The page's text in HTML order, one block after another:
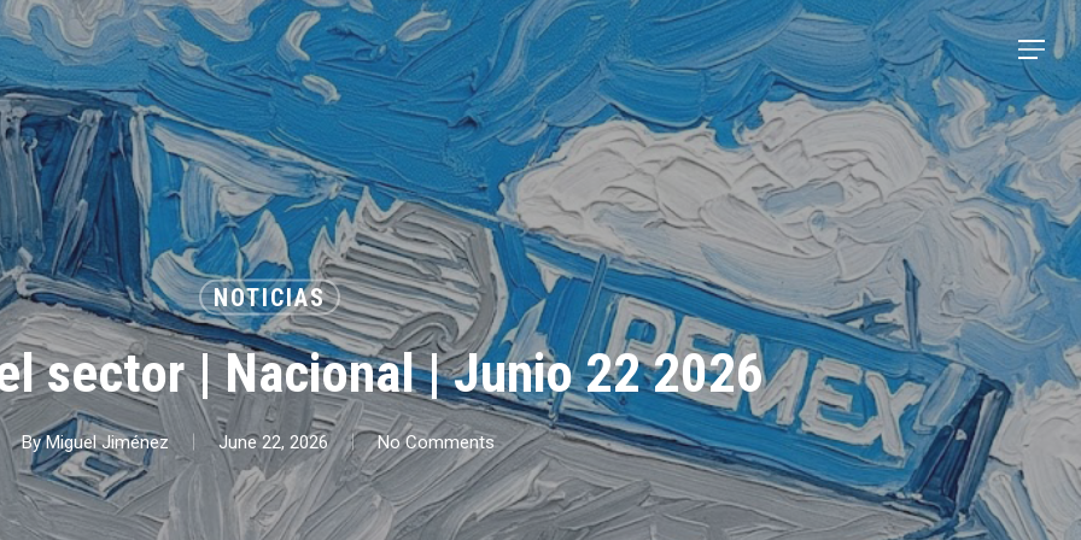
Menu
NOTICIAS
sector | Nacional | Junio 22 2026
By Miguel Jiménez June 22, 2026 No Comments